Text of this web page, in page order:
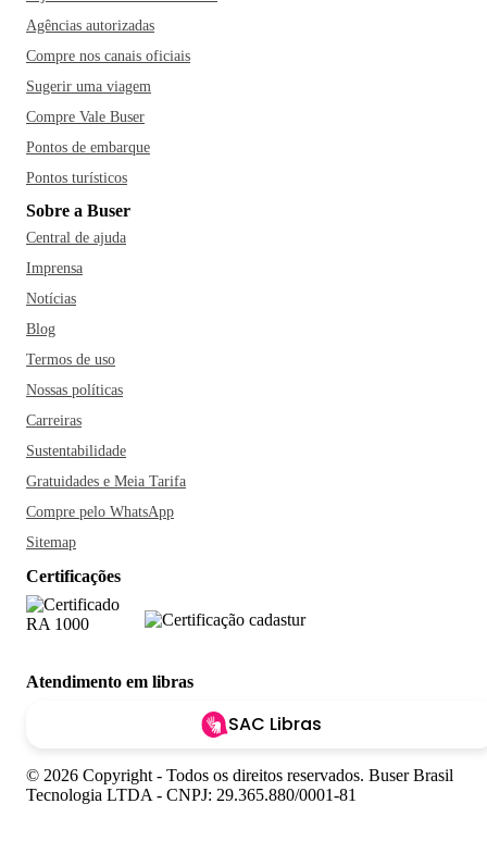
Agências autorizadas
Compre nos canais oficiais
Sugerir uma viagem
Compre Vale Buser
Pontos de embarque
Pontos turísticos
Sobre a Buser
Central de ajuda
Imprensa
Notícias
Blog
Termos de uso
Nossas políticas
Carreiras
Sustentabilidade
Gratuidades e Meia Tarifa
Compre pelo WhatsApp
Sitemap
Certificações
Atendimento em libras
SAC Libras
© 2026 Copyright - Todos os direitos reservados. Buser Brasil
Tecnologia LTDA - CNPJ: 29.365.880/0001-81